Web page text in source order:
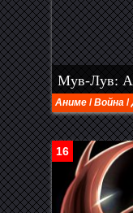
Мув-Лув:
Аниме /Война /
16